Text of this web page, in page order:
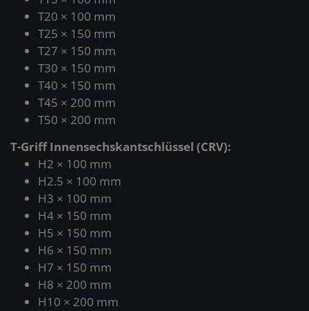
T20 × 100 mm
T25 × 150 mm
T27 × 150 mm
T30 × 150 mm
T40 × 150 mm
T45 × 200 mm
T50 × 200 mm
T-Griff Innensechskantschlüssel (CRV):
H2 × 100 mm
H2.5 × 100 mm
H3 × 100 mm
H4 × 150 mm
H5 × 150 mm
H6 × 150 mm
H7 × 150 mm
H8 × 200 mm
H10 × 200 mm